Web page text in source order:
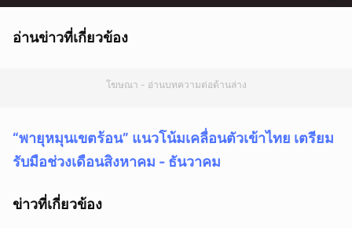
อ่านข่าวที่เกี่ยวข้อง
โฆษณา - อ่านบทความต่อด้านล่าง
“พายุหมุนเขตร้อน” แนวโน้มเคลื่อนตัวเข้าไทย เตรียม
รับมือช่วงเดือนสิงหาคม - ธันวาคม
ข่าวที่เกี่ยวข้อง